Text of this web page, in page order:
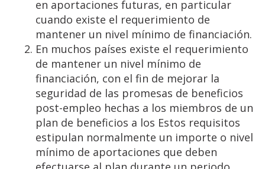
en aportaciones futuras, en particular
cuando existe el requerimiento de
mantener un nivel mínimo de financiación.
En muchos países existe el requerimiento
de mantener un nivel mínimo de
financiación, con el fin de mejorar la
seguridad de las promesas de beneficios
post-empleo hechas a los miembros de un
plan de beneficios a los Estos requisitos
estipulan normalmente un importe o nivel
mínimo de aportaciones que deben